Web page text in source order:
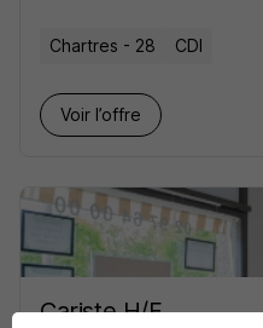
Chartres - 28 CDI
Voir l’offre
Cariste H/F